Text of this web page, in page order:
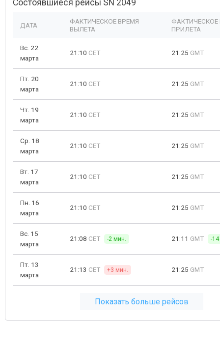
Состоявшиеся рейсы SN 2049
ДАТА
ФАКТИЧЕСКОЕ ВРЕМЯ
ВЫЛЕТА
ФАКТИЧЕСКОЕ
ПРИЛЕТА
Вс. 22
марта
21:10 CET 21:25 GMT
Пт. 20
марта
21:10 CET 21:25 GMT
Чт. 19
марта
21:10 CET 21:25 GMT
Ср. 18
марта
21:10 CET 21:25 GMT
Вт. 17
марта
21:10 CET 21:25 GMT
Пн. 16
марта
21:10 CET 21:25 GMT
Вс. 15
марта
21:08 CET -2 мин. 21:11 GMT -
Пт. 13
марта
21:13 CET +3 мин. 21:25 GMT
Показать больше рейсов